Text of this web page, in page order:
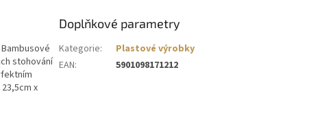
stohování
x
Doplňkové parametry
Kategorie:
Plastové výrobky
EAN: 5901098171212